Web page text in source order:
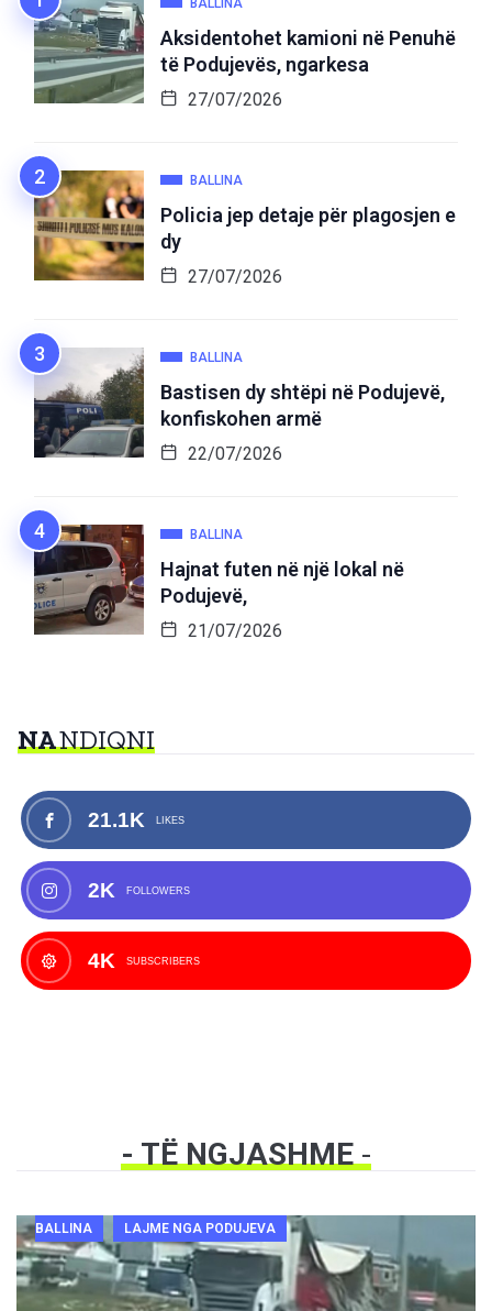
BALLINA
Aksidentohet kamioni në Penuhë
të Podujevës, ngarkesa
27/07/2026
BALLINA
Policia jep detaje për plagosjen e
dy
27/07/2026
BALLINA
Bastisen dy shtëpi në Podujevë,
konfiskohen armë
22/07/2026
BALLINA
Hajnat futen në një lokal në
Podujevë,
21/07/2026
NANDIQNI
21.1K LIKES
2K FOLLOWERS
4K SUBSCRIBERS
- TË NGJASHME-
BALLINA LAJME NGA PODUJEVA